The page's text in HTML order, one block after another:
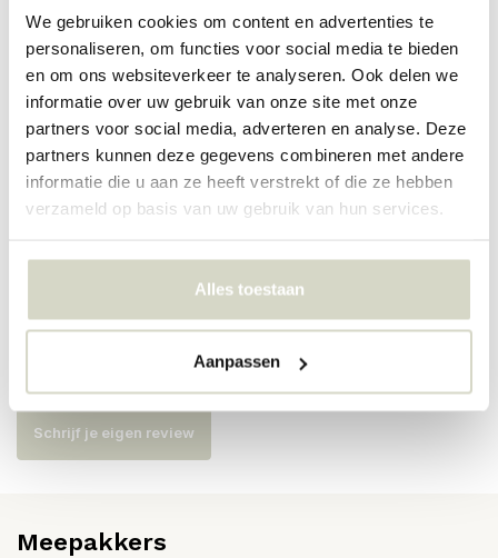
We gebruiken cookies om content en advertenties te
personaliseren, om functies voor social media te bieden
en om ons websiteverkeer te analyseren. Ook delen we
informatie over uw gebruik van onze site met onze
partners voor social media, adverteren en analyse. Deze
partners kunnen deze gegevens combineren met andere
informatie die u aan ze heeft verstrekt of die ze hebben
verzameld op basis van uw gebruik van hun services.
Alles toestaan
Aanpassen
Kleur: zwart
PRODUCTSPECIFICATIES
Artikelnummer 82065016
SKU 82065016
Reviews
Er zijn nog geen reviews geschreven over dit product..
Schrijf je eigen review
Meepakkers